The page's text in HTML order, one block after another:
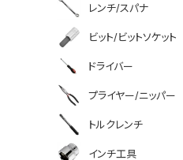
レンチ/スパナ
ビット/ビットソケット
ドライバー
プライヤー/ニッパー
トルクレンチ
インチ工具
facebook
line